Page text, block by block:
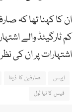
ان کا کہنا تھا کہ
کم ٹارگیٹڈ والے
اشتہارات پر ان کی
ایپس صارفین کا ڈیٹا
فیس کا نیا ٹول